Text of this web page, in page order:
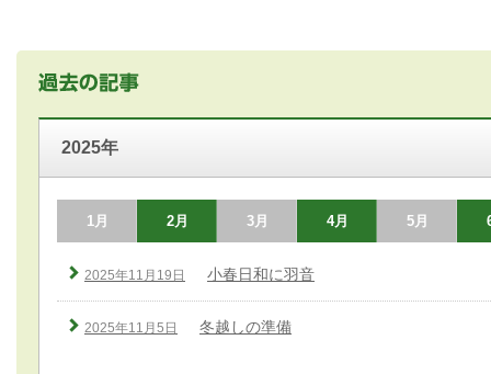
2025年
1月 2月 3月 4月 5月
2025年11月19日 小春日和に羽音
2025年11月5日 冬越しの準備